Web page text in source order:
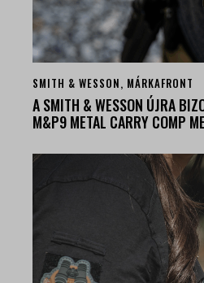
SMITH & WESSON, MÁRKAFRONT
A SMITH & WESSON ÚJRA
M&P9 METAL CARRY COMP